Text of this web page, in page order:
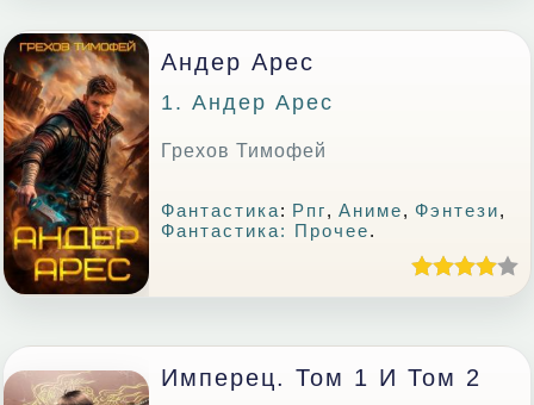
Андер Арес
1. Андер Арес
Грехов Тимофей
Фантастика: Рпг,Аниме, Фэнтези,
Фантастика: Прочее.
Имперец. Том 1 И Том 2